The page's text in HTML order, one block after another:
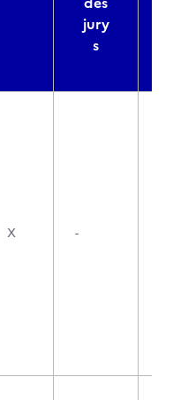
jury
s
X -